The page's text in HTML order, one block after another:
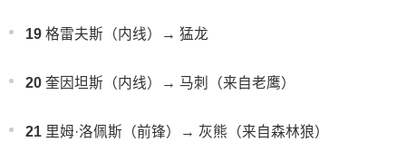
19 格雷夫斯（内线）→ 猛龙
20 奎因坦斯（内线）→ 马刺（来自老鹰）
21 里姆·洛佩斯（前锋）→ 灰熊（来自森林狼）